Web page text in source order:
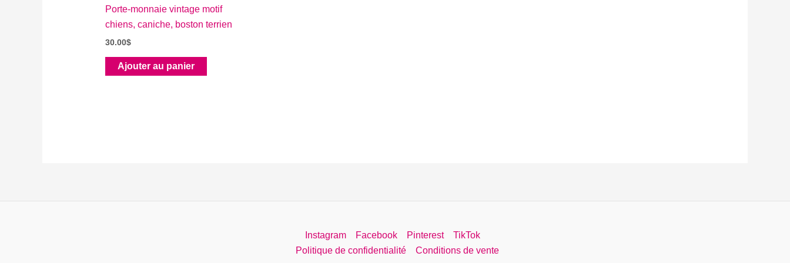
Porte-monnaie vintage motif
chiens, caniche, boston terrien
30.00$
Ajouter au panier
Instagram Facebook Pinterest
TikTok
Politique de confidentialité
Conditions de vente